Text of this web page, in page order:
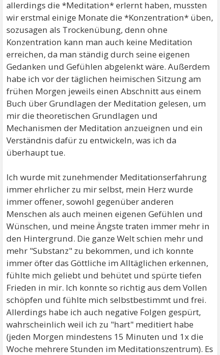
allerdings die *Meditation* erlernt haben, mussten
wir erstmal einige Monate die *Konzentration* üben,
sozusagen als Trockenübung, denn ohne
Konzentration kann man auch keine Meditation
erreichen, da man ständig durch seine eigenen
Gedanken und Gefühlen abgelenkt wäre. Außerdem
habe ich vor der täglichen heimischen Sitzung am
frühen Morgen jeweils einen Abschnitt aus einem
Buch über Grundlagen der Meditation gelesen, um
mir die theoretischen Grundlagen und
Mechanismen der Meditation anzueignen und ein
Verständnis dafür zu entwickeln, was ich da
überhaupt tue.
Ich wurde mit zunehmender Meditationserfahrung
immer ehrlicher zu mir selbst, mein Herz wurde
immer offener, sowohl gegenüber anderen
Menschen als auch meinen eigenen Gefühlen und
Wünschen, und meine Ängste traten immer mehr in
den Hintergrund. Die ganze Welt schien mehr und
mehr "Substanz" zu bekommen, und ich konnte
immer öfter das Göttliche im Alltäglichen erkennen,
fühlte mich geliebt und behütet und spürte tiefen
Frieden in mir. Ich konnte so richtig aus dem Vollen
schöpfen und fühlte mich selbstbestimmt und frei.
Allerdings habe ich auch negative Folgen gespürt,
wahrscheinlich weil ich zu "hart" meditiert habe
(jeden Morgen mindestens 15 Minuten und 1x die
Woche mehrere Stunden im Meditationszentrum). Es